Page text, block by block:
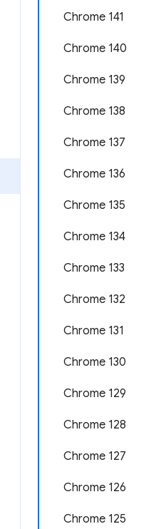
Chrome 141
Chrome 140
Chrome 139
Chrome 138
Chrome 137
Chrome 136
Chrome 135
Chrome 134
Chrome 133
Chrome 132
Chrome 131
Chrome 130
Chrome 129
Chrome 128
Chrome 127
Chrome 126
Chrome 125